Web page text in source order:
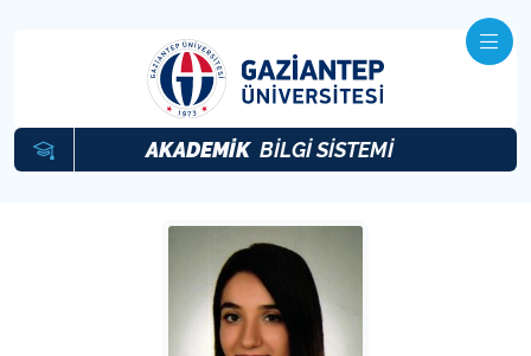
AKADEMİK BİLGİ SİSTEMİ